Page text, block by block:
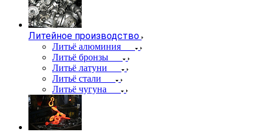
Литейное производство
Литьё алюминия
Литьё бронзы
Литьё латуни
Литьё стали
Литьё чугуна